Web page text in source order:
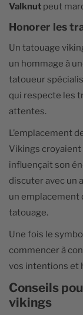
Valknut peut
Honorer les
Un tatouage
un hommage à
tatoueur
qui respecte les
attentes.
L’emplacement
Vikings croyaient
influençait son
discuter avec un
un emplacement
tatouage.
Une fois le
commencer à
vos intentions et
Conseils
vikings